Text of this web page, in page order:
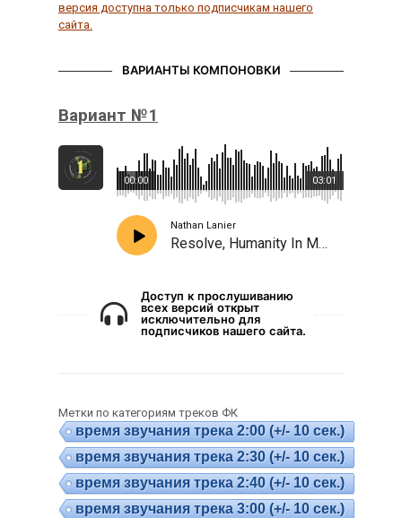
версия доступна только подписчикам нашего
сайта.
ВАРИАНТЫ КОМПОНОВКИ
Вариант №1
03:01
00:00
Nathan Lanier
Resolve, Humanity In Motion
Доступ к прослушиванию
всех версий открыт
исключительно для
подписчиков нашего сайта.
Метки по категориям треков ФК
время звучания трека 2:00 (+/- 10 сек.)
время звучания трека 2:30 (+/- 10 сек.)
время звучания трека 2:40 (+/- 10 сек.)
время звучания трека 3:00 (+/- 10 сек.)